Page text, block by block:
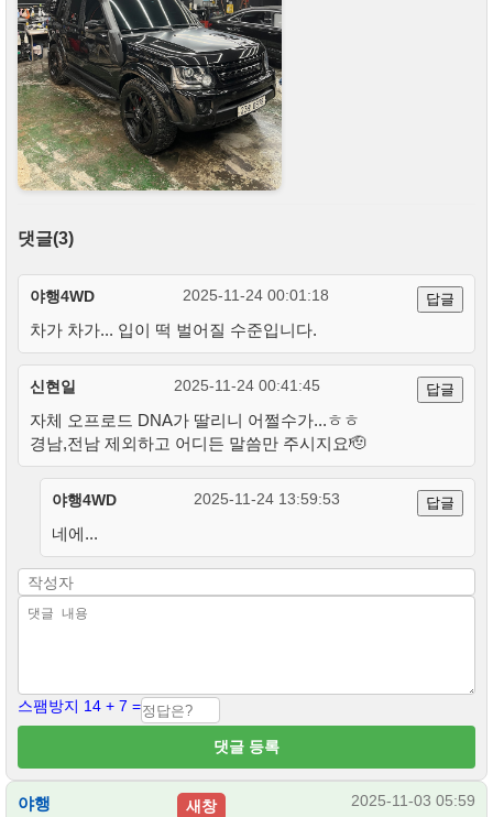
댓글(3)
야행4WD 2025-11-24 00:01:18 답글
차가 차가... 입이 떡 벌어질 수준입니다.
신현일 2025-11-24 00:41:45 답글
자체 오프로드 DNA가 딸리니 어쩔수가...ㅎㅎ
경남,전남 제외하고 어디든 말씀만 주시지요🫡
야행4WD 2025-11-24 13:59:53 답글
네에...
스팸방지 14 + 7 =
댓글 등록
야행 새창 2025-11-03 05:59